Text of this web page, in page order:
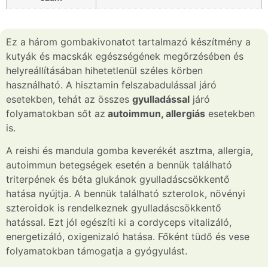
Ez a három gombakivonatot tartalmazó készítmény a
kutyák és macskák egészségének megőrzésében és
helyreállításában hihetetlenül széles körben
használható. A hisztamin felszabadulással járó
esetekben, tehát az összes gyulladással járó
folyamatokban sőt az autoimmun, allergiás esetekben
is.
A reishi és mandula gomba keverékét asztma, allergia,
autoimmun betegségek esetén a bennük található
triterpének és béta glukánok gyulladáscsökkentő
hatása nyújtja. A bennük található szterolok, növényi
szteroidok is rendelkeznek gyulladáscsökkentő
hatással. Ezt jól egészíti ki a cordyceps vitalizáló,
energetizáló, oxigenizaló hatása. Főként tüdő és vese
folyamatokban támogatja a gyógyulást.